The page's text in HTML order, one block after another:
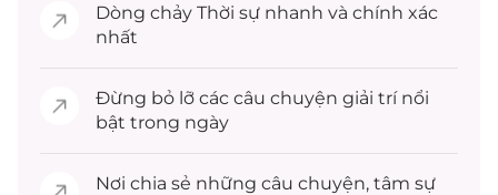
Dòng chảy Thời sự nhanh và chính xác
nhất
Đừng bỏ lỡ các câu chuyện giải trínổi
bật trong ngày
Nơi chia sẻ những câu chuyện, tâm sự